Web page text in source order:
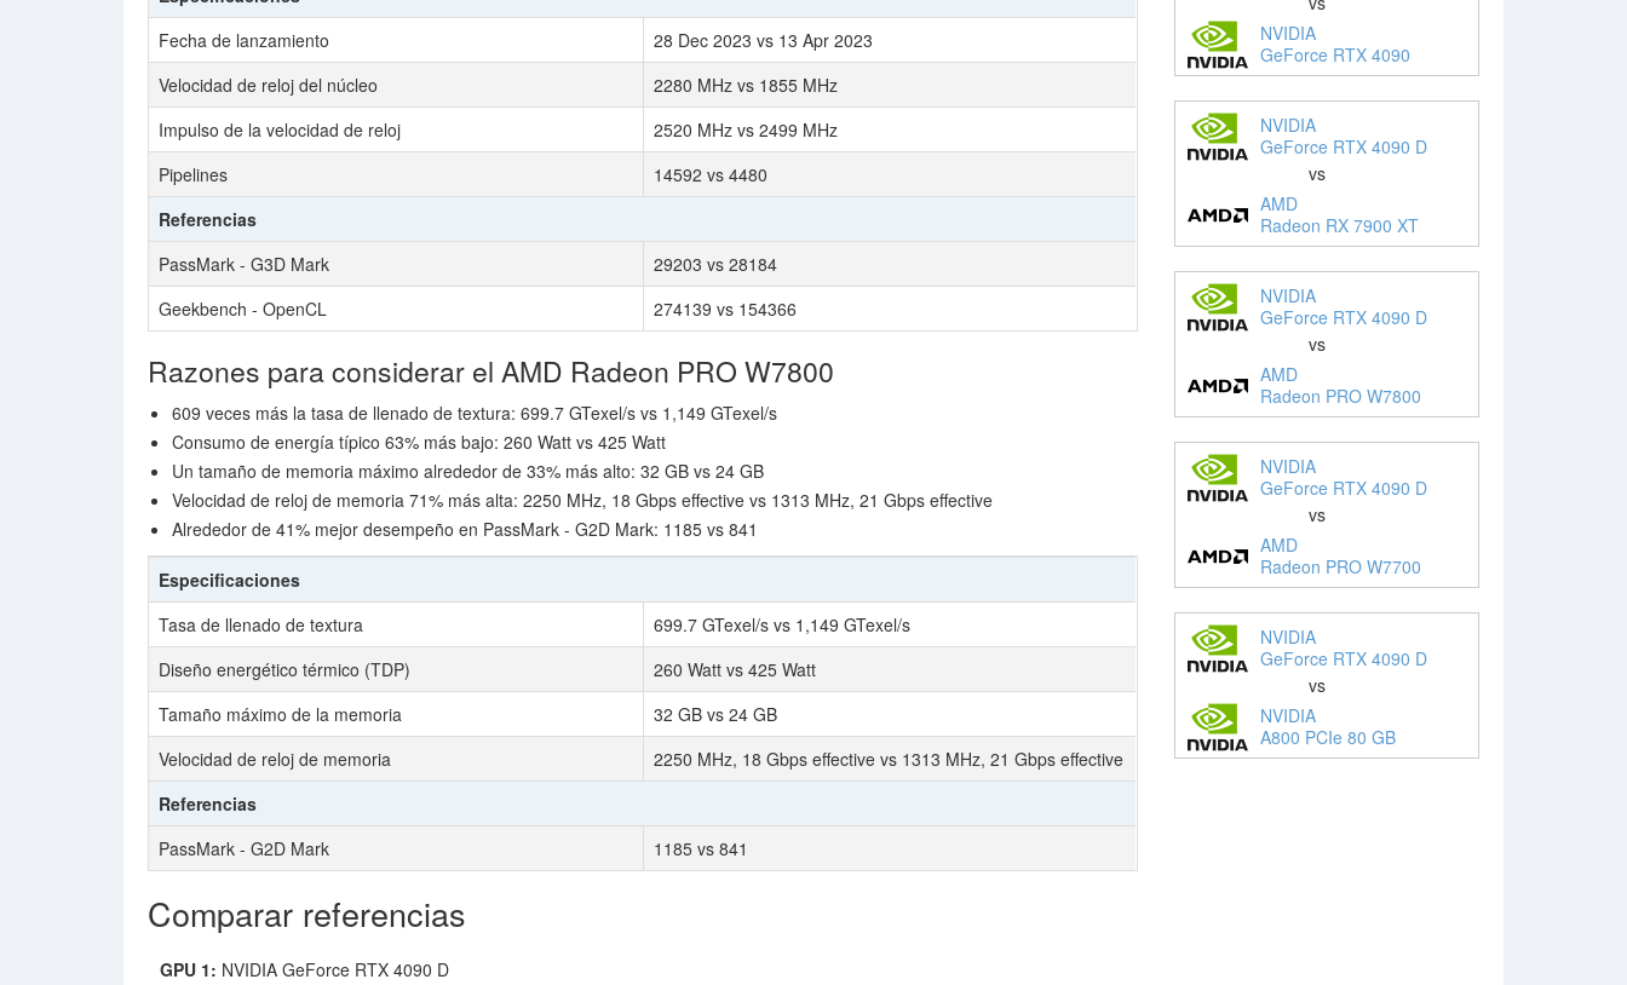
Fecha de lanzamiento
28 Dec 2023 vs 13 Apr 2023
Velocidad de reloj del núcleo
2280 MHz vs 1855 MHz
Impulso de la velocidad de reloj
2520 MHz vs 2499 MHz
Pipelines
14592 vs 4480
Referencias
PassMark - G3D Mark
29203 vs 28184
Geekbench - OpenCL
274139 vs 154366
Razones para considerar el AMD Radeon PRO W7800
609 veces más la tasa de llenado de textura: 699.7 GTexel/s vs 1,149 GTexel/s
Consumo de energía típico 63% más bajo: 260 Watt vs 425 Watt
Un tamaño de memoria máximo alrededor de 33% más alto: 32 GB vs 24 GB
Velocidad de reloj de memoria 71% más alta: 2250 MHz, 18 Gbps effective vs 1313 MHz, 21 Gbps effective
Alrededor de 41% mejor desempeño en PassMark - G2D Mark: 1185 vs 841
Especificaciones
Tasa de llenado de textura
699.7 GTexel/s vs 1,149 GTexel/s
Diseño energético térmico (TDP)
260 Watt vs 425 Watt
Tamaño máximo de la memoria
32 GB vs 24 GB
Velocidad de reloj de memoria
2250 MHz, 18 Gbps effective vs 1313 MHz, 21 Gbps effective
Referencias
PassMark - G2D Mark
1185 vs 841
Comparar referencias
GPU 1: NVIDIA GeForce RTX 4090 D
NVIDIA
GeForce RTX 4090
NVIDIA
GeForce RTX 4090 D
vs
AMD
Radeon RX 7900 XT
NVIDIA
GeForce RTX 4090 D
vs
AMD
Radeon PRO W7800
NVIDIA
GeForce RTX 4090 D
vs
AMD
Radeon PRO W7700
NVIDIA
GeForce RTX 4090 D
vs
NVIDIA
A800 PCIe 80 GB